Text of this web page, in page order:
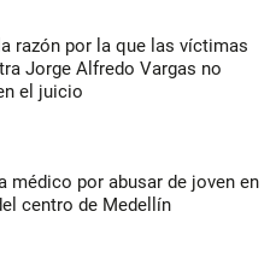
razón por la que las víctimas
Jorge Alfredo Vargas no
el juicio
médico por abusar de joven en
centro de Medellín